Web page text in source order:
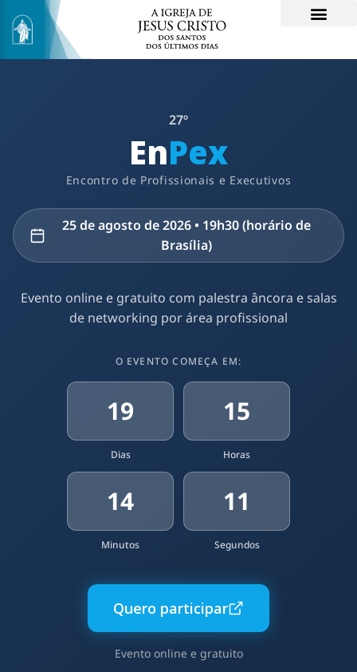
27º
EnPex
Encontro de Profissionais e Executivos
25 de agosto de 2026 • 19h30 (horário de
Brasília)
Evento online e gratuito com palestra âncora e salas
de networking por área profissional
O EVENTO COMEÇA EM:
19
Dias
15
Horas
14
Minutos
10
Segundos
Quero participar
Evento online e gratuito